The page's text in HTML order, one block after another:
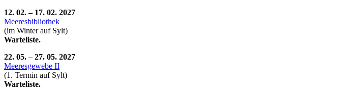
12. 02. – 17. 02. 2027
Meeresbibliothek
(im Winter auf Sylt)
Warteliste.
22. 05. – 27. 05. 2027
Meeresgewebe II
(1. Termin auf Sylt)
Warteliste.